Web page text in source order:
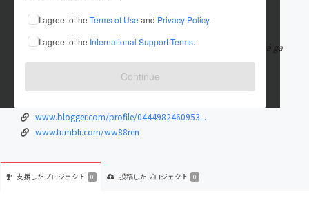
I agree to the Terms of Use and Privacy Policy.
I agree to the International Support Terms.
Continue
在住国：日本
出身国：日本
WW88 - mang đến sân chơi đẳng cấp, bet thủ tận hưởng cược thả ga
với tỷ lệ hấp dẫn, cơ hộ もっと見る
www.blogger.com/profile/0444982460953...
www.tumblr.com/ww88ren
支援したプロジェクト 0 投稿したプロジェクト 0